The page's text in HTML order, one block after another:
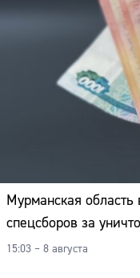
Мурманская
спецсборов за
15:03 – 8 августа